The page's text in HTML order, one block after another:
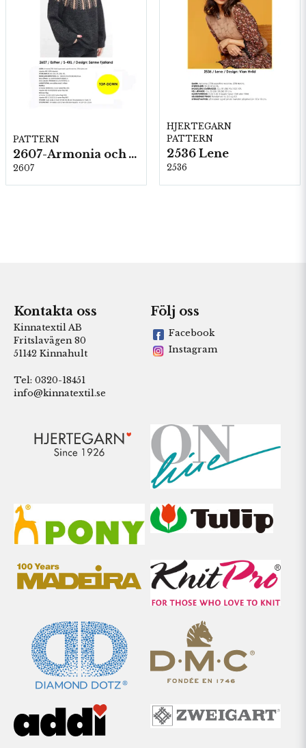
PATTERN
2607-Armonia och Alpaca 400
2607
HJERTEGARN
PATTERN
2536 Lene
2536
Kontakta oss
Kinnatextil AB
Fritslavägen 80
51142 Kinnahult
Tel: 0320-18451
info@kinnatextil.se
Följ oss
Facebook
Instagram